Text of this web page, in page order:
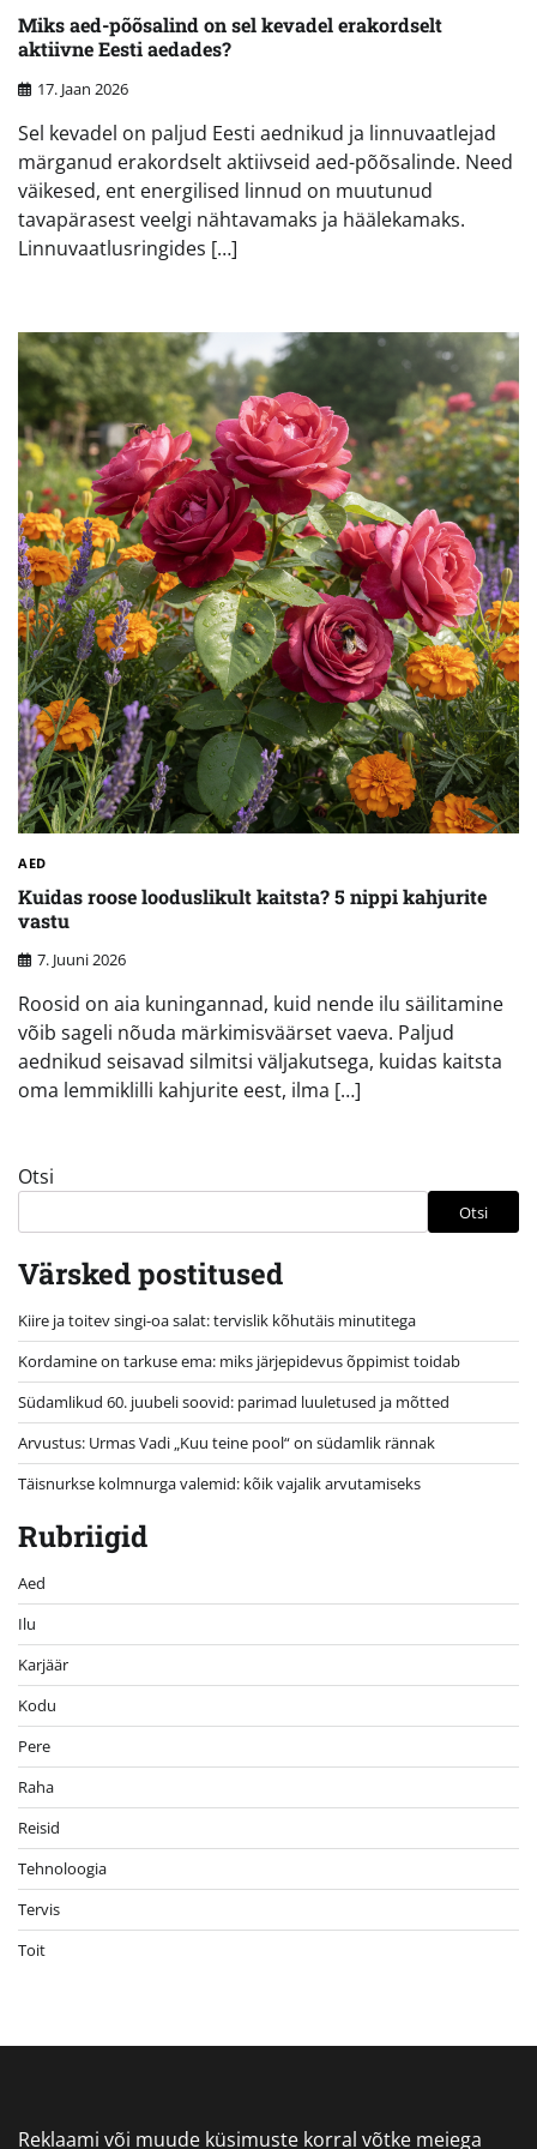
Miks aed-põõsalind on sel kevadel erakordselt
aktiivne Eesti aedades?
17. Jaan 2026
Sel kevadel on paljud Eesti aednikud ja linnuvaatlejad
märganud erakordselt aktiivseid aed-põõsalinde. Need
väikesed, ent energilised linnud on muutunud
tavapärasest veelgi nähtavamaks ja häälekamaks.
Linnuvaatlusringides […]
AED
Kuidas roose looduslikult kaitsta? 5 nippi kahjurite
vastu
7. Juuni 2026
Roosid on aia kuningannad, kuid nende ilu säilitamine
võib sageli nõuda märkimisväärset vaeva. Paljud
aednikud seisavad silmitsi väljakutsega, kuidas kaitsta
oma lemmiklilli kahjurite eest, ilma […]
Otsi
Otsi
Värsked postitused
Kiire ja toitev singi-oa salat: tervislik kõhutäis minutitega
Kordamine on tarkuse ema: miks järjepidevus õppimist toidab
Südamlikud 60. juubeli soovid: parimad luuletused ja mõtted
Arvustus: Urmas Vadi „Kuu teine pool“ on südamlik rännak
Täisnurkse kolmnurga valemid: kõik vajalik arvutamiseks
Rubriigid
Aed
Ilu
Karjäär
Kodu
Pere
Raha
Reisid
Tehnoloogia
Tervis
Toit
Reklaami või muude küsimuste korral võtke meiega